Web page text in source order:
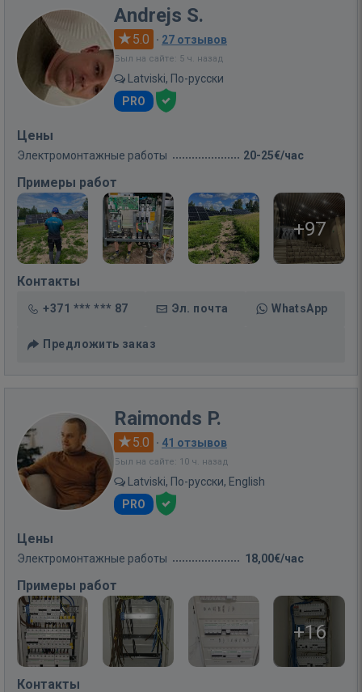
Andrejs S.
5.0 · 27 отзывов
Был на сайте: 5 ч. назад
Latviski, По-русски
PRO
Цены
Электромонтажные работы 20-25€/час
Примеры работ
+97
Контакты
+371 *** *** 87 Эл. почта WhatsApp
Предложить заказ
Raimonds P.
5.0 · 41 отзывов
Был на сайте: 10 ч. назад
Latviski, По-русски, English
PRO
Цены
Электромонтажные работы 18,00€/час
Примеры работ
+16
Контакты